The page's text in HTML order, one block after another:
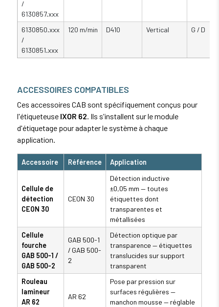
/
6130857.xxx
6130850.xxx
/
6130851.xxx
120 m/min D410 Vertical G / D
ACCESSOIRES COMPATIBLES
Ces accessoires CAB sont spécifiquement conçus pour
l'étiqueteuse IXOR 62. Ils s'installent sur le module
d'étiquetage pour adapter le système à chaque
application.
Accessoire Référence Application
Cellule de
détection
CEON 30
CEON 30
Détection inductive
±0,05 mm — toutes
étiquettes dont
transparentes et
métallisées
Cellule
fourche
GAB 500-1 /
GAB 500-2
GAB 500-1
/ GAB 500-
2
Détection optique par
transparence — étiquettes
translucides sur support
transparent
Rouleau
lamineur
AR 62
AR 62
Pose par pression sur
surfaces régulières —
manchon mousse — réglable